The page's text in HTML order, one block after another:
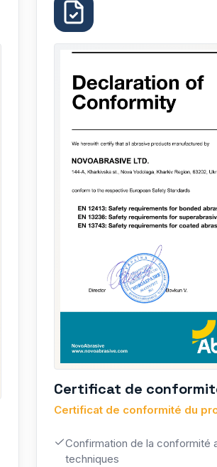
Certificat de
Certificat de conformité du
Confirmation de la conformité
techniques